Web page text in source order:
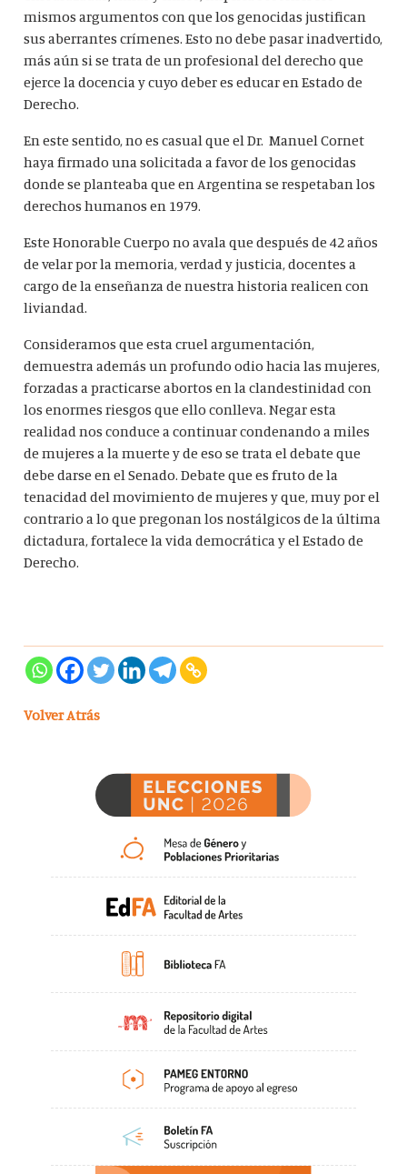
mismos argumentos con que los genocidas justifican
sus aberrantes crímenes. Esto no debe pasar inadvertido,
más aún si se trata de un profesional del derecho que
ejerce la docencia y cuyo deber es educar en Estado de
Derecho.
En este sentido, no es casual que el Dr. Manuel Cornet
haya firmado una solicitada a favor de los genocidas
donde se planteaba que en Argentina se respetaban los
derechos humanos en 1979.
Este Honorable Cuerpo no avala que después de 42 años
de velar por la memoria, verdad y justicia, docentes a
cargo de la enseñanza de nuestra historia realicen con
liviandad.
Consideramos que esta cruel argumentación,
demuestra además un profundo odio hacia las mujeres,
forzadas a practicarse abortos en la clandestinidad con
los enormes riesgos que ello conlleva. Negar esta
realidad nos conduce a continuar condenando a miles
de mujeres a la muerte y de eso se trata el debate que
debe darse en el Senado. Debate que es fruto de la
tenacidad del movimiento de mujeres y que, muy por el
contrario a lo que pregonan los nostálgicos de la última
dictadura, fortalece la vida democrática y el Estado de
Derecho.
Volver Atrás